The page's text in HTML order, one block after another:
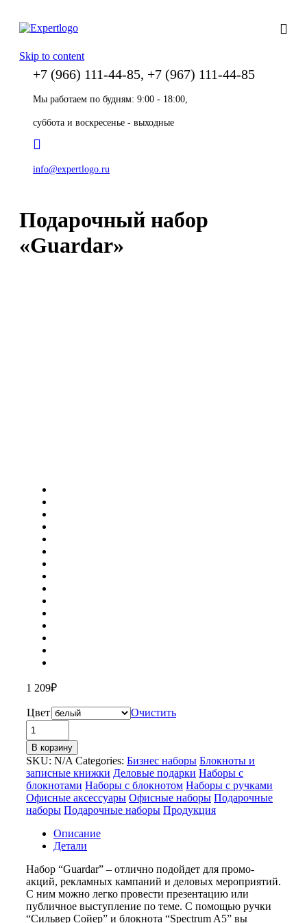
Skip to content
+7 (966) 111-44-85, +7 (967) 111-44-85
Мы работаем по будням: 9:00 - 18:00,
суббота и воскресенье - выходные
info@expertlogo.ru
Подарочный набор
«Guardar»
1 209₽
Цвет
Очистить
Количество
товара
Подарочный
набор
«Guardar»
В корзину
SKU: N/A Categories: Бизнес наборы Блокноты и
записные книжки Деловые подарки Наборы с
блокнотами Наборы с блокнотом Наборы с ручками
Офисные аксессуары Офисные наборы Подарочные
наборы Подарочные наборы Продукция
Описание
Детали
Набор “Guardar” – отлично подойдет для промо-
акций, рекламных кампаний и деловых мероприятий.
С ним можно легко провести презентацию или
публичное выступление по теме. С помощью ручки
“Сильвер Сойер” и блокнота “Spectrum A5” вы